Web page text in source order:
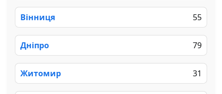
Вінниця 55
Дніпро 79
Житомир 31